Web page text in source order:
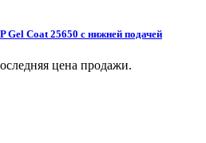
Gel Coat 25650 с нижней подачей
цена продажи.